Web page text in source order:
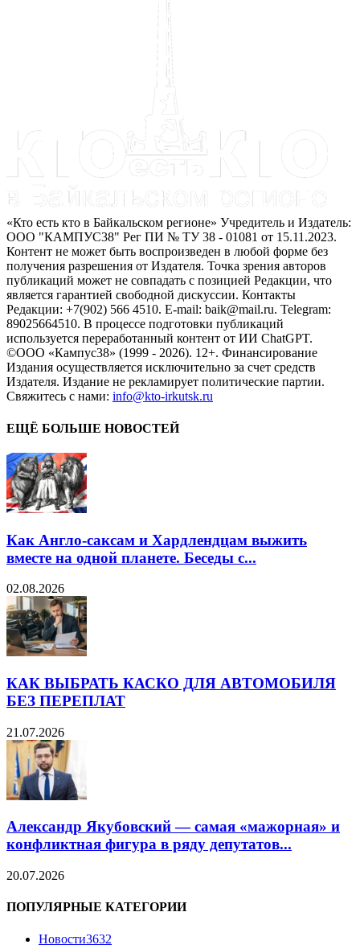
«Кто есть кто в Байкальском регионе» Учредитель и Издатель:
ООО "КАМПУС38" Рег ПИ № ТУ 38 - 01081 от 15.11.2023.
Контент не может быть воспроизведен в любой форме без
получения разрешения от Издателя. Точка зрения авторов
публикаций может не совпадать с позицией Редакции, что
является гарантией свободной дискуссии. Контакты
Редакции: +7(902) 566 4510. E-mail: baik@mail.ru. Telegram:
89025664510. В процессе подготовки публикаций
используется переработанный контент от ИИ ChatGPT.
©ООО «Кампус38» (1999 - 2026). 12+. Финансирование
Издания осуществляется исключительно за счет средств
Издателя. Издание не рекламирует политические партии.
Свяжитесь с нами: info@kto-irkutsk.ru
ЕЩЁ БОЛЬШЕ НОВОСТЕЙ
Как Англо-саксам и Хардлендцам выжить
вместе на одной планете. Беседы с...
02.08.2026
КАК ВЫБРАТЬ КАСКО ДЛЯ АВТОМОБИЛЯ
БЕЗ ПЕРЕПЛАТ
21.07.2026
Александр Якубовский — самая «мажорная» и
конфликтная фигура в ряду депутатов...
20.07.2026
ПОПУЛЯРНЫЕ КАТЕГОРИИ
Новости3632